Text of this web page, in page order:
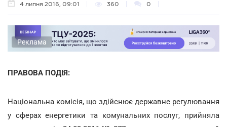
4 липня 2016, 09:01 360 0
Реклама
ПРАВОВА ПОДІЯ:
Національна комісія, що здійснює державне регулювання
у сферах енергетики та комунальних послуг, прийняла